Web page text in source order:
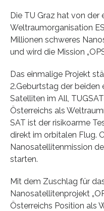
Die TU Graz hat von der
Weltraumorganisation
Millionen schweres
und wird die Mission
Das einmalige Projekt
2.Geburtstag der
Satelliten im All,
Österreichs als
SAT ist der risikoarme
direkt im orbitalen Flug.
Nanosatellitenmission
starten.
Mit dem Zuschlag für
Nanosatellitenprojekt
Österreichs Position als